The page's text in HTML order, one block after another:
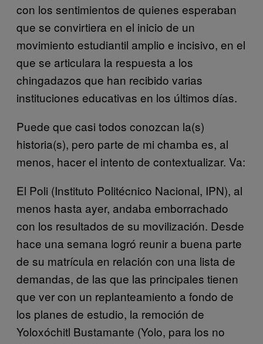
con los sentimientos de quienes esperaban
que se convirtiera en el inicio de un
movimiento estudiantil amplio e incisivo, en el
que se articulara la respuesta a los
chingadazos que han recibido varias
instituciones educativas en los últimos días.
Puede que casi todos conozcan la(s)
historia(s), pero parte de mi chamba es, al
menos, hacer el intento de contextualizar. Va:
El Poli (Instituto Politécnico Nacional, IPN), al
menos hasta ayer, andaba emborrachado
con los resultados de su movilización. Desde
hace una semana logró reunir a buena parte
de su matrícula en relación con una lista de
demandas, de las que las principales tienen
que ver con un replanteamiento a fondo de
los planes de estudio, la remoción de
Yoloxóchitl Bustamante (Yolo, para los no